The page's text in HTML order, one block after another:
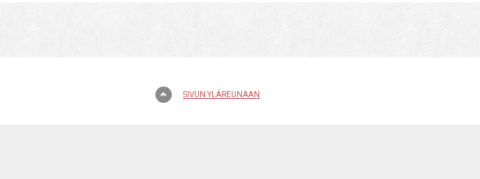
SIVUN YLÄREUNAAN